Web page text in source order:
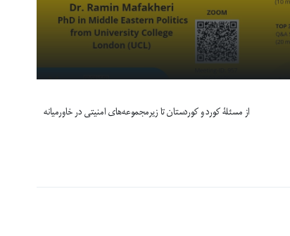
از مسئلۀ کورد و کوردستان تا زیرمجموعه‌های امنیتی در خاورمیانه